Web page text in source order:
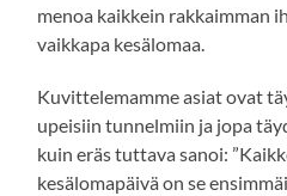
menoa kaikkein rakkaimman
vaikkapa kesälomaa.
Kuvittelemamme asiat ovat
upeisiin tunnelmiin ja jopa
kuin eräs tuttava sanoi:
kesälomapäivä on se